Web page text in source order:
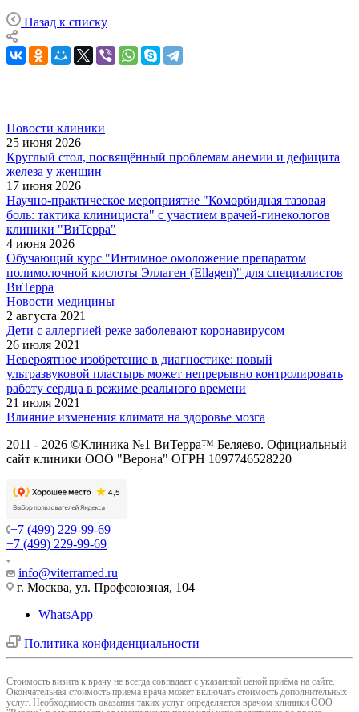
Назад к списку
Новости клиники
25 июня 2026
Круглый стол, посвящённый проблемам анемии и дефицита
железа у женщин
17 июня 2026
Научно-практическое мероприятие "Коморбидная тазовая
боль: тактика клинициста" с участием врачей-гинекологов
клиники "ВиТерра"
4 июня 2026
Обучающий курс "Интимное омоложение препаратом
полимолочной кислоты Эллаген (Ellagen)" для специалистов
ВиТерра
Новости медицины
2 августа 2021
Дети с аллергией реже заболевают коронавирусом
26 июля 2021
Невероятное изобретение в диагностике: новый
ультразвуковой пластырь может непрерывно контролировать
работу сердца в режиме реального времени
21 июля 2021
Влияние изменения климата на здоровье мозга
2011 - 2026 ©Клиника №1 ВиТерра™ Беляево. Официальный
сайт клиники ООО "Верона" ОГРН 1097746528220
+7 (499) 229-99-69
+7 (499) 229-99-69
info@viterramed.ru
г. Москва, ул. Профсоюзная, 104
WhatsApp
Политика конфиденциальности
Cтоимость визита к врачу не всегда совпадает с указанной ценой приёма на сайте.
Окончательная стоимость приема врача может включать стоимость дополнительных
услуг. Необходимость оказания таких услуг определяется врачом клиники ООО